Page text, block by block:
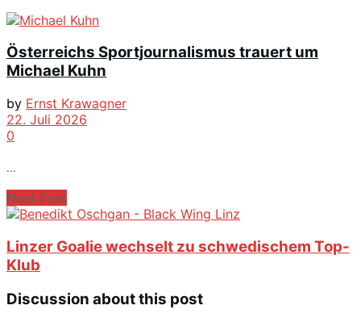
Österreichs Sportjournalismus trauert um
Michael Kuhn
by Ernst Krawagner
22. Juli 2026
0
...
Next Post
Linzer Goalie wechselt zu schwedischem Top-
Klub
Discussion about this post